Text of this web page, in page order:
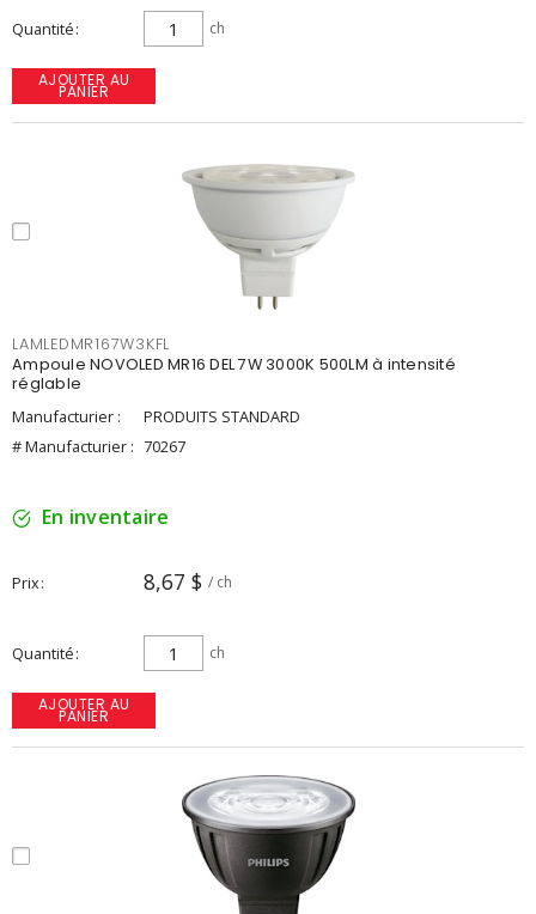
Quantité ch
AJOUTER AU
PANIER
LAMLEDMR167W3KFL
Ampoule NOVOLED MR16 DEL 7W 3000K 500LM à intensité
réglable
Manufacturier :
PRODUITS STANDARD
# Manufacturier : 70267
En inventaire
Prix 8,67 $ / ch
Quantité ch
AJOUTER AU
PANIER